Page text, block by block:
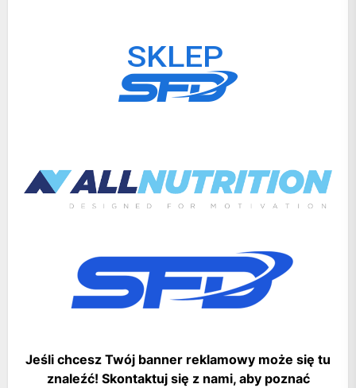
Jeśli chcesz Twój banner reklamowy może się tu
znaleźć! Skontaktuj się z nami, aby poznać